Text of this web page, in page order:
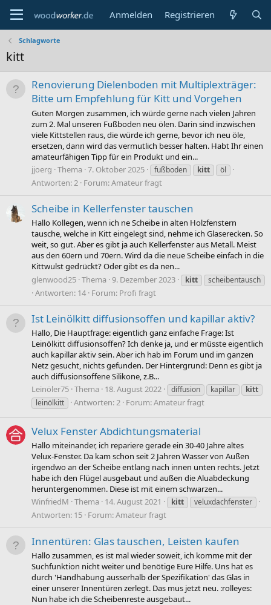
Anmelden Registrieren
Schlagworte
kitt
Renovierung Dielenboden mit Multiplexträger:
Bitte um Empfehlung für Kitt und Vorgehen
Guten Morgen zusammen, ich würde gerne nach vielen Jahren
zum 2. Mal unseren Fußboden neu ölen. Darin sind inzwischen
viele Kittstellen raus, die würde ich gerne, bevor ich neu öle,
ersetzen, dann wird das vermutlich besser halten. Habt Ihr einen
amateurfähigen Tipp für ein Produkt und ein...
jjoerg Thema 7. Oktober 2025 fußboden kitt öl
Antworten: 2 Forum:Amateur fragt
Scheibe in Kellerfenster tauschen
Hallo Kollegen, wenn ich ne Scheibe in alten Holzfenstern
tausche, welche in Kitt eingelegt sind, nehme ich Glaserecken. So
weit, so gut. Aber es gibt ja auch Kellerfenster aus Metall. Meist
aus den 60ern und 70ern. Wird da die neue Scheibe einfach in die
Kittwulst gedrückt? Oder gibt es da nen...
glenwood25 Thema 9. Dezember 2023 kitt scheibentausch
Antworten: 14 Forum: Profi fragt
Ist Leinölkitt diffusionsoffen und kapillar aktiv?
Hallo, Die Hauptfrage: eigentlich ganz einfache Frage: Ist
Leinölkitt diffusionsoffen? Ich denke ja, und er müsste eigentlich
auch kapillar aktiv sein. Aber ich hab im Forum und im ganzen
Netz gesucht, nichts gefunden. Der Hintergrund: Denn es gibt ja
auch diffusionsoffene Silikone, z.B...
Leinöler75 Thema 18. August 2022 diffusion kapillar
kitt
leinölkitt
Antworten: 2 Forum:Amateur fragt
Velux Fenster Abdichtungsmaterial
Hallo miteinander, ich repariere gerade ein 30-40 Jahre altes
Velux-Fenster. Da kam schon seit 2 Jahren Wasser von Außen
irgendwo an der Scheibe entlang nach innen unten rechts. Jetzt
habe ich den Flügel ausgebaut und außen die Aluabdeckung
heruntergenommen. Diese ist mit einem schwarzen...
WinfriedM Thema 14. August 2021 kitt veluxdachfenster
Antworten: 15 Forum:Amateur fragt
Innentüren: Glas tauschen, Leisten kaufen
Hallo zusammen, es ist mal wieder soweit, ich komme mit der
Suchfunktion nicht weiter und benötige Eure Hilfe. Uns hat es
durch 'Handhabung ausserhalb der Spezifikation' das Glas in
einer unserer Innentüren zerlegt. Das mus jetzt neu. :rolleyes:
Nun habe ich die Scheibenreste ausgebaut...